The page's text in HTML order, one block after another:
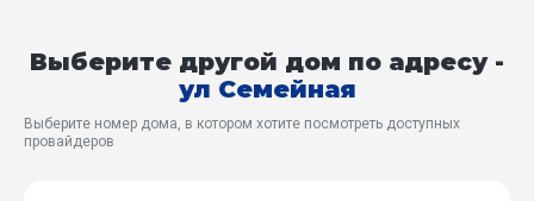
Выберите другой дом по адресу -
ул Семейная
Выберите номер дома, в котором хотите посмотреть доступных
провайдеров